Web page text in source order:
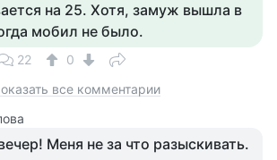
на 25. Хотя, замуж вышла в
мобил не было.
22
0
все комментарии
Меня не за что разыскивать.